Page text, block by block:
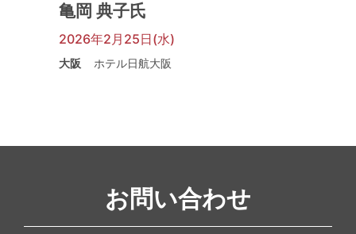
亀岡 典子氏
2026年2月25日(水)
大阪 ホテル日航大阪
お問い合わせ